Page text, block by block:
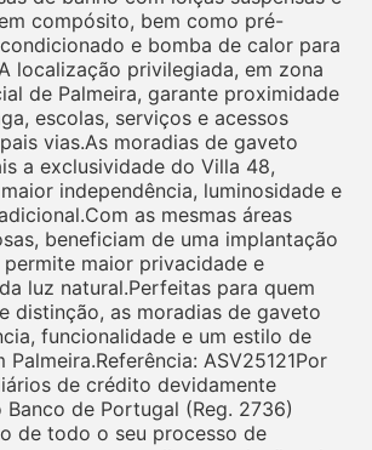
compósito, bem como pré-
e bomba de calor para
localização privilegiada, em zona
de Palmeira, garante proximidade
escolas, serviços e acessos
vias.As moradias de gaveto
a exclusividade do Villa 48,
independência, luminosidade e
as mesmas áreas
beneficiam de uma implantação
maior privacidade e
luz natural.Perfeitas para quem
distinção, as moradias de gaveto
funcionalidade e um estilo de
ASV25121Por
de crédito devidamente
de Portugal (Reg. 2736)
de todo o seu processo de